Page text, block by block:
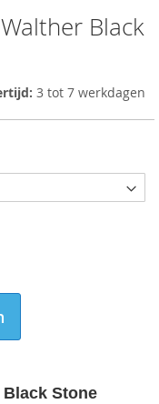
Black
3 tot 7 werkdagen
Stone